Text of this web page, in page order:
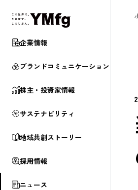
企業情報
ブランドコミュニケーション
株主・投資家情報
サステナビリティ
地域共創ストーリー
採用情報
ニュース